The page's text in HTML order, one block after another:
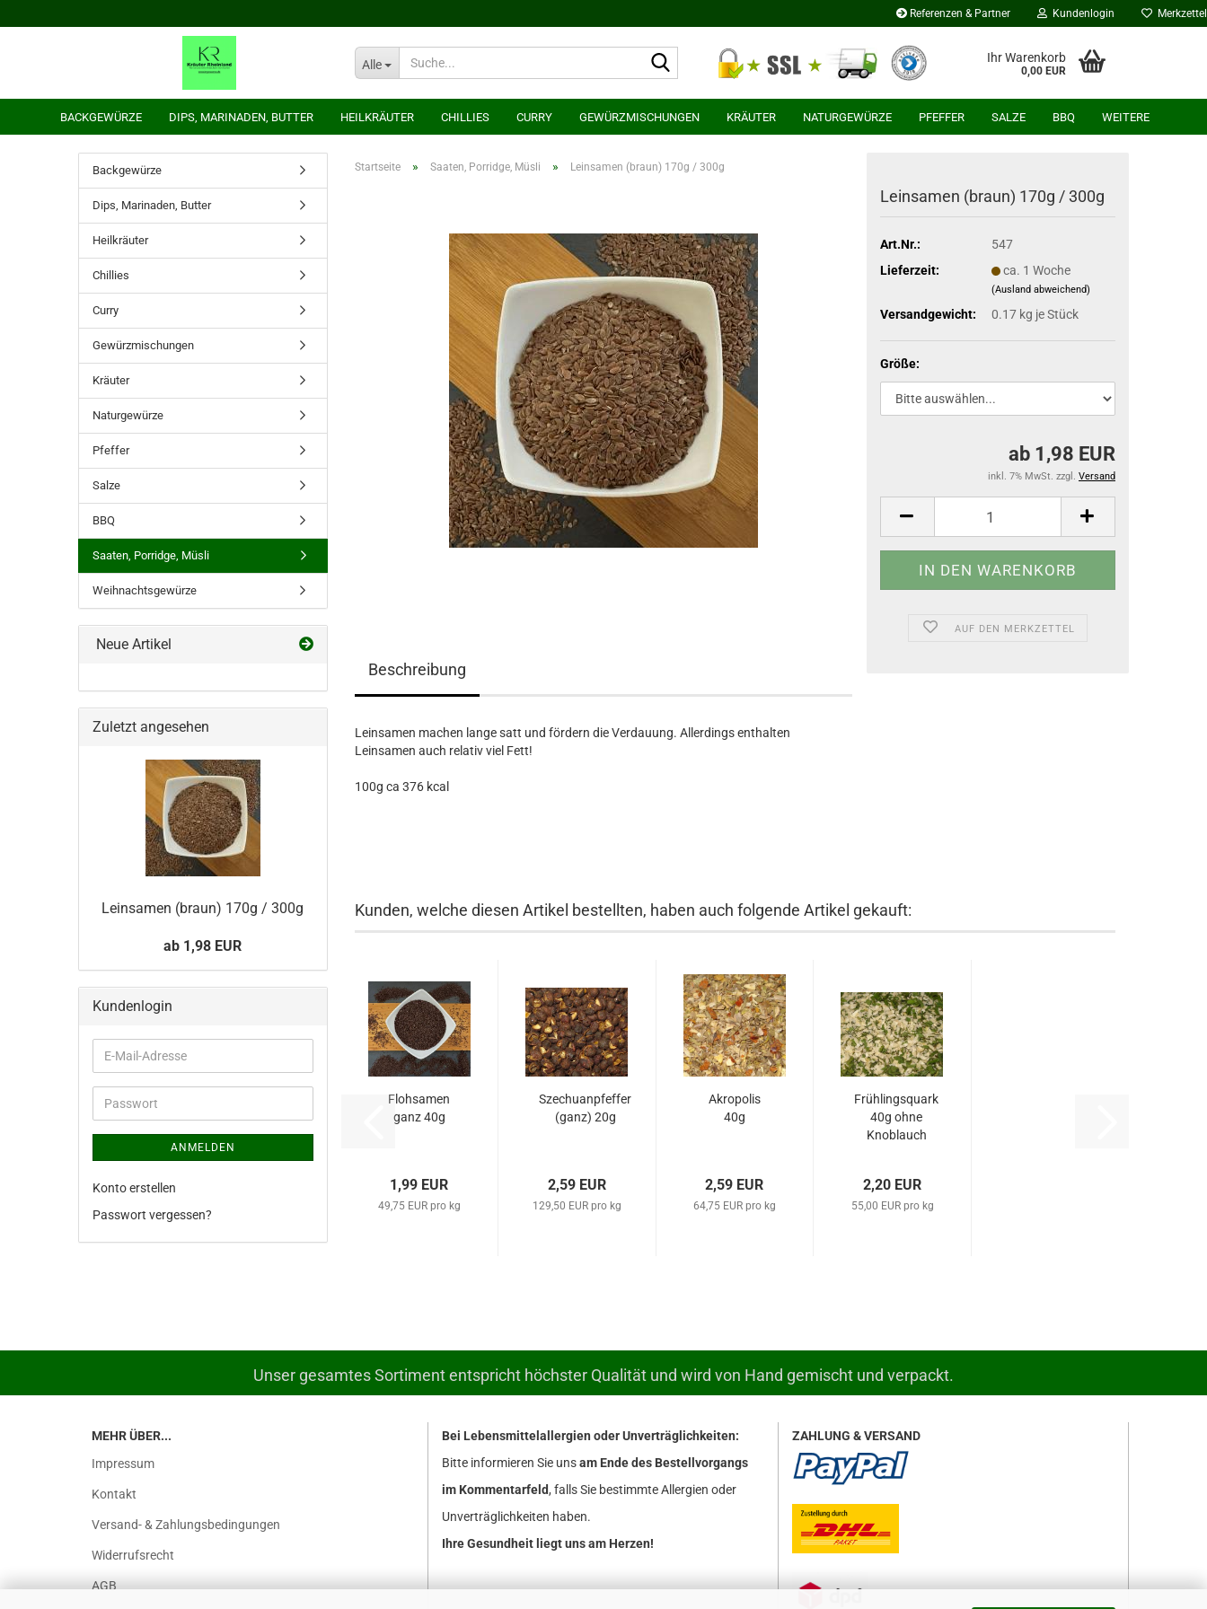
Referenzen & Partner Kundenlogin Merkzettel
Alle
Suche... Ihr Warenkorb
0,00 EUR
BACKGEWÜRZE DIPS, MARINADEN, BUTTER HEILKRÄUTER CHILLIES CURRY GEWÜRZMISCHUNGEN KRÄUTER NATURGEWÜRZE PFEFFER SALZE BBQ WEITERE
Startseite » Saaten, Porridge, Müsli » Leinsamen (braun) 170g / 300g
Leinsamen (braun) 170g / 300g
Art.Nr.:
547
Lieferzeit:
ca. 1 Woche
(Ausland abweichend)
Versandgewicht: 0.17kg je Stück
Größe:
ab 1,98 EUR
inkl. 7% MwSt. zzgl. Versand
AUF DEN MERKZETTEL
Beschreibung
Leinsamen machen lange satt und fördern die Verdauung. Allerdings enthalten
Leinsamen auch relativ viel Fett!
100g ca 376 kcal
Kunden, welche diesen Artikel bestellten, haben auch folgende Artikel gekauft:
Flohsamen
ganz 40g
1,99 EUR
49,75 EUR pro kg
Szechuanpfeffer
(ganz) 20g
2,59 EUR
129,50 EUR pro kg
Akropolis
40g
2,59 EUR
64,75 EUR pro kg
Frühlingsquark
40g ohne
Knoblauch
2,20 EUR
55,00 EUR pro kg
Backgewürze
Dips, Marinaden, Butter
Heilkräuter
Chillies
Curry
Gewürzmischungen
Kräuter
Naturgewürze
Pfeffer
Salze
BBQ
Saaten, Porridge, Müsli
Weihnachtsgewürze
Neue Artikel
Zuletzt angesehen
Leinsamen (braun) 170g / 300g
ab 1,98 EUR
Kundenlogin
E-
Mail-
Adresse
Passwort
ANMELDEN
Konto erstellen
Passwort vergessen?
Unser gesamtes Sortiment entspricht höchster Qualität und wird von Hand gemischt und verpackt.
MEHR ÜBER...
Impressum
Kontakt
Versand- & Zahlungsbedingungen
Widerrufsrecht
AGB
Bei Lebensmittelallergien oder Unverträglichkeiten:
Bitte informieren Sie unsam Ende des Bestellvorgangs
im Kommentarfeld, falls Sie bestimmte Allergien oder
Unverträglichkeiten haben.
Ihre Gesundheit liegt uns am Herzen!
ZAHLUNG & VERSAND